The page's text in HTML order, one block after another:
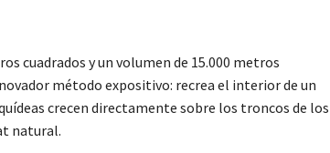
cuadrados y un volumen de 15.000 metros
método expositivo: recrea el interior de un
crecen directamente sobre los troncos de los
natural.